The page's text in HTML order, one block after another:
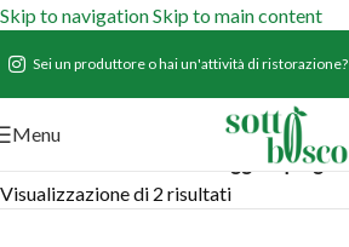
Skip to navigationSkip to main content
Sei un produttore o hai un'attività di ristorazione?
Menu
Prodotti taggati “prugna”
Visualizzazione di 2 risultati